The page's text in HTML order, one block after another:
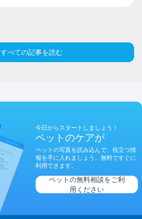
すべての記事を読む
今日からスタートしましょう！
ペットのケアが
ペットの写真を読み込んで、役立つ情
報を手に入れましょう。無料ですぐに
利用できます。
ペットの無料相談をご利
用ください